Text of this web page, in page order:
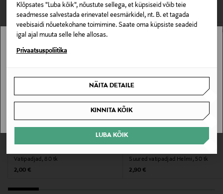
Klõpsates "Luba kõik", nõustute sellega, et küpsiseid võib teie
seadmesse salvestada erinevatel eesmärkidel, nt. B. et tagada
veebisaidi nõuetekohane toimimine. Saate oma küpsiste seadeid
igal ajal muuta selle lehe allosas.
Privaatsuspoliitika
NÄITA DETAILE
KINNITA KÕIK
LUBA KÕIK
Suurus
60 kpl
Mirtek Oy
avamata originaalpakendis.
E-POE TAGASTUSED
Vatipadjad, 80 tk
Original Price
2,00 €
Suured vatipadjad Helmi, 50 tk
Original Price
2,90 €
Stockmann pole Sinu riigis saadaval.
SAAN ARU